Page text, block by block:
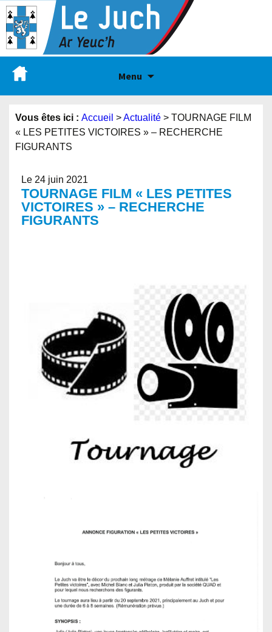
Menu
Vous êtes ici : Accueil >Actualité > TOURNAGE FILM
« LES PETITES VICTOIRES » – RECHERCHE
FIGURANTS
Le 24 juin 2021
TOURNAGE FILM « LES PETITES
VICTOIRES » – RECHERCHE
FIGURANTS